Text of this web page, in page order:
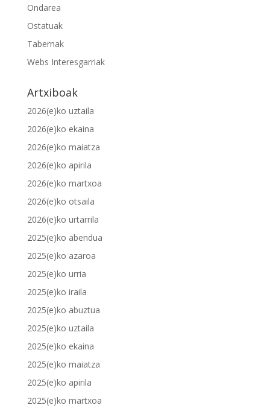
Ondarea
Ostatuak
Tabernak
Webs Interesgarriak
Artxiboak
2026(e)ko uztaila
2026(e)ko ekaina
2026(e)ko maiatza
2026(e)ko apirila
2026(e)ko martxoa
2026(e)ko otsaila
2026(e)ko urtarrila
2025(e)ko abendua
2025(e)ko azaroa
2025(e)ko urria
2025(e)ko iraila
2025(e)ko abuztua
2025(e)ko uztaila
2025(e)ko ekaina
2025(e)ko maiatza
2025(e)ko apirila
2025(e)ko martxoa